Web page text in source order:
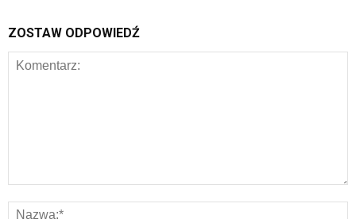
ZOSTAW ODPOWIEDŹ